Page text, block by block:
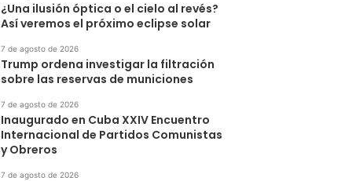
¿Una ilusión óptica o el cielo al revés?
Así veremos el próximo eclipse solar
7 de agosto de 2026
Trump ordena investigar la filtración
sobre las reservas de municiones
7 de agosto de 2026
Inaugurado en Cuba XXIV Encuentro
Internacional de Partidos Comunistas
y Obreros
7 de agosto de 2026